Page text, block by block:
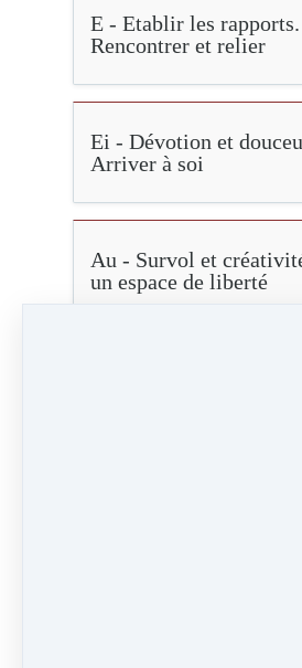
E - Etablir les rapports.
Rencontrer et relier
Ei - Dévotion et
Arriver à soi
Au - Survol et
un espace de liberté